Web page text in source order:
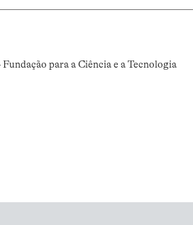
para a Ciência e a Tecnologia